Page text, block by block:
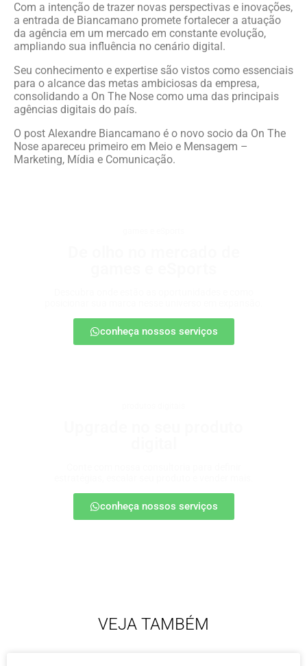
Com a intenção de trazer novas perspectivas e inovações,
a entrada de Biancamano promete fortalecer a atuação
da agência em um mercado em constante evolução,
ampliando sua influência no cenário digital.
Seu conhecimento e expertise são vistos como essenciais
para o alcance das metas ambiciosas da empresa,
consolidando a On The Nose como uma das principais
agências digitais do país.
O post Alexandre Biancamano é o novo socio da On The
Nose apareceu primeiro em Meio e Mensagem –
Marketing, Mídia e Comunicação.
conheça nossos serviços
conheça nossos serviços
VEJA TAMBÉM